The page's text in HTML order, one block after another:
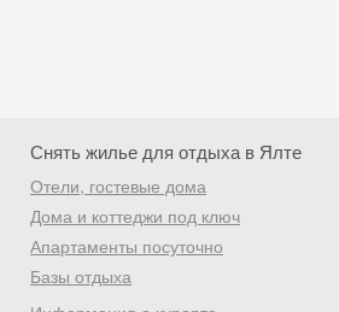
Снять жилье для отдыха в Ялте
Отели, гостевые дома
Дома и коттеджи под ключ
Апартаменты посуточно
Базы отдыха
Скидка −5%